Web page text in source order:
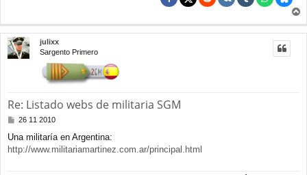
r
r
julixx
Sargento Primero
Re: Listado webs de militaria SGM
M
n
s
26 11 2010
Una militaría en Argentina:
http://www.militariamartinez.com.ar/principal.html